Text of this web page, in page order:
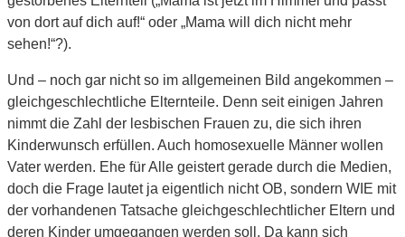
von dort auf dich auf!“ oder „Mama will dich nicht mehr
sehen!“?).
Und – noch gar nicht so im allgemeinen Bild angekommen –
gleichgeschlechtliche Elternteile. Denn seit einigen Jahren
nimmt die Zahl der lesbischen Frauen zu, die sich ihren
Kinderwunsch erfüllen. Auch homosexuelle Männer wollen
Vater werden. Ehe für Alle geistert gerade durch die Medien,
doch die Frage lautet ja eigentlich nicht OB, sondern WIE mit
der vorhandenen Tatsache gleichgeschlechtlicher Eltern und
deren Kinder umgegangen werden soll. Da kann sich